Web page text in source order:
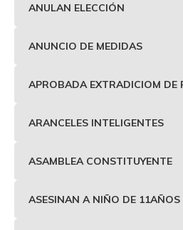
ANULAN ELECCIÓN
ANUNCIO DE MEDIDAS
APROBADA EXTRADICIOM DE
ARANCELES INTELIGENTES
ASAMBLEA CONSTITUYENTE
ASESINAN A NIÑO DE 11AÑOS